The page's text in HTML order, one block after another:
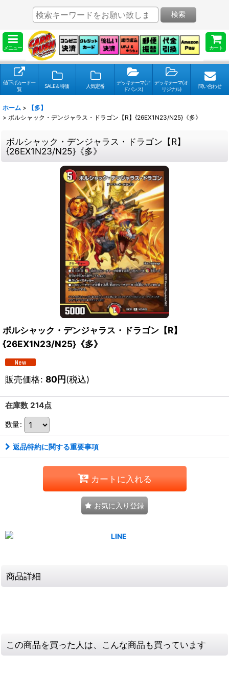
メニュー カート
検索
値下げカード一
覧
SALE＆特価 人気定番
デッキテーマ(ア
ドバンス)
デッキテーマ(オ
リジナル)
問い合わせ
ホーム >
【多】
> ボルシャック・デンジャラス・ドラゴン【R】{26EX1N23/N25}《多》
ボルシャック・デンジャラス・ドラゴン【R】
{26EX1N23/N25}《多》
ボルシャック・デンジャラス・ドラゴン【R】
{26EX1N23/N25}《多》
販売価格: 80円(税込)
在庫数 214点
数量:
返品特約に関する重要事項
カートに入れる
お気に入り登録
商品詳細
この商品を買った人は、こんな商品も買っています